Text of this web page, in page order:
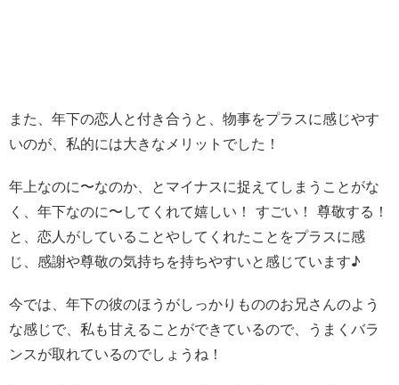
また、年下の恋人と付き合うと、物事をプラスに感じやす
いのが、私的には大きなメリットでした！
年上なのに〜なのか、とマイナスに捉えてしまうことがな
く、年下なのに〜してくれて嬉しい！ すごい！ 尊敬する！
と、恋人がしていることやしてくれたことをプラスに感
じ、感謝や尊敬の気持ちを持ちやすいと感じています♪
今では、年下の彼のほうがしっかりもののお兄さんのよう
な感じで、私も甘えることができているので、うまくバラ
ンスが取れているのでしょうね！